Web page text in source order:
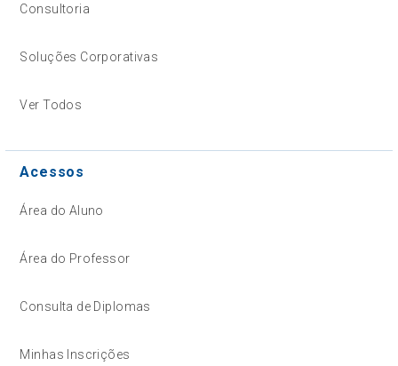
Consultoria
Soluções Corporativas
Ver Todos
Acessos
Área do Aluno
Área do Professor
Consulta de Diplomas
Minhas Inscrições